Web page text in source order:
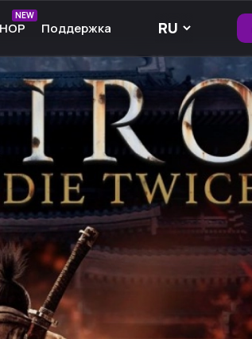
NEW
Поддержка